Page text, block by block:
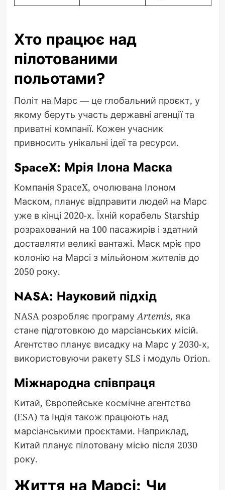
Хто працює над
пілотованими
польотами?
Політ на Марс — це глобальний проєкт, у
якому беруть участь державні агенції та
приватні компанії. Кожен учасник
привносить унікальні ідеї та ресурси.
SpaceX: Мрія Ілона Маска
Компанія SpaceX, очолювана Ілоном
Маском, планує відправити людей на Марс
уже в кінці 2020-х. Їхній корабель Starship
розрахований на 100 пасажирів і здатний
доставляти великі вантажі. Маск мріє про
колонію на Марсі з мільйоном жителів до
2050 року.
NASA: Науковий підхід
NASA розробляє програму Artemis, яка
стане підготовкою до марсіанських місій.
Агентство планує висадку на Марс у 2030-х,
використовуючи ракету SLS і модуль Orion.
Міжнародна співпраця
Китай, Європейське космічне агентство
(ESA) та Індія також працюють над
марсіанськими проєктами. Наприклад,
Китай планує пілотовану місію після 2030
року.
Життя на Марсі: Чи